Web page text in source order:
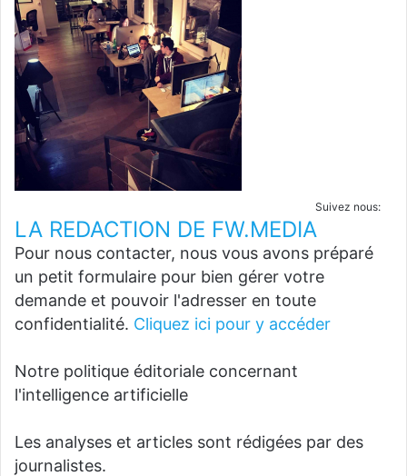
Suivez nous:
LA REDACTION DE FW.MEDIA
Pour nous contacter, nous vous avons préparé
un petit formulaire pour bien gérer votre
demande et pouvoir l'adresser en toute
confidentialité. Cliquez ici pour y accéder
Notre politique éditoriale concernant
l'intelligence artificielle
Les analyses et articles sont rédigées par des
journalistes.